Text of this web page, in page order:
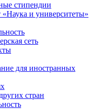
стипендии
и университеты»
сеть
для иностранных
стран